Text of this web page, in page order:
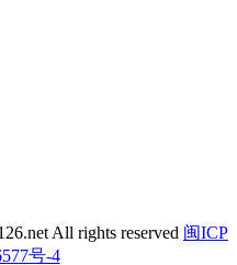
All rights reserved 闽ICP
号-4